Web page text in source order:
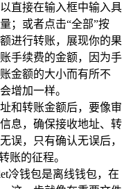
直接在输入框中输入具
；或者点击“全部”按
进行转账，展现你的果
手续费的金额，因为手
金额的大小而有所不
增加一样。
和转账金额后，要像审
息，确保接收地址、转
误，只有确认无误后，
账的征程。
冷钱包是离线钱包，在